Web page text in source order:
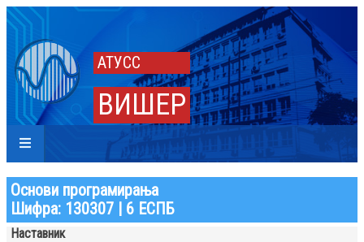
АТУСС
ВИШЕР
Основи програмирања
Шифра: 130307 | 6 ЕСПБ
Наставник